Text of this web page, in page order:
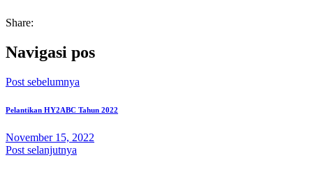
Share:
Navigasi pos
Post sebelumnya
Pelantikan HY2ABC Tahun 2022
November 15, 2022
Post selanjutnya